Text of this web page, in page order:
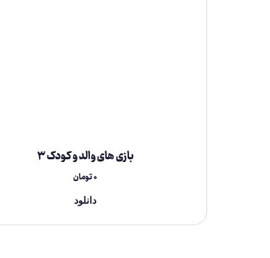
بازی های والد و کودک ۳
۰تومان
دانلود